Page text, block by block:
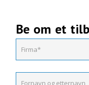
Be om et